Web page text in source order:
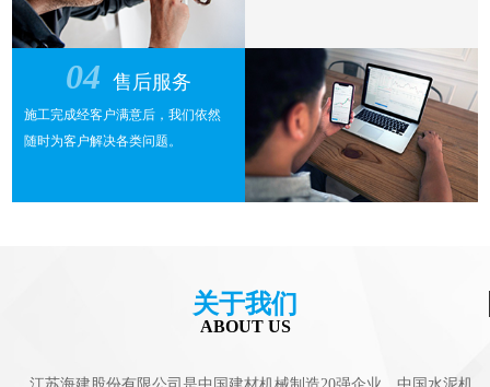
04 售后服务
施工完成经客户满意后，我们依然
随时为客户解决各类问题。
关于我们
ABOUT US